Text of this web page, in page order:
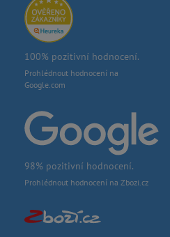
100% pozitivní hodnocení.
Prohlédnout hodnocení na
Google.com
98% pozitivní hodnocení.
Prohlédnout hodnocení na Zbozi.cz